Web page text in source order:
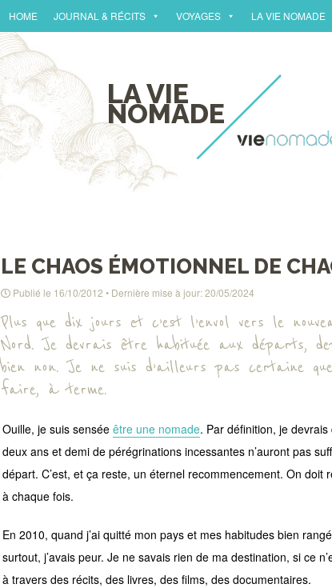
HOME JOURNAL & RÉCITS VOYAGES LA VIE NOMADE
LA VIE
NOMADE
LE CHAOS ÉMOTIONNEL DE
Publié le 16/10/2012 • Dernière mise à jour:20/05/2024
Plus que dix jours et c’est l’envol vers le
Nord. Je devrais être habituée aux départs,
bien non. Je ne suis d’ailleurs pas certaine
faire, à terme.
Ouille, je suis sensée être une nomade. Par définition, je
deux ans et demi de pérégrinations incessantes n’auront pas
départ. C’est, et ça reste, un éternel recommencement. On doit
à chaque fois.
En 2010, quand j’ai quitté mon pays et mes habitudes bien
surtout, j’avais peur. Je ne savais rien de ma destination, si ce
à travers des récits, des livres, des films, des documentaires.